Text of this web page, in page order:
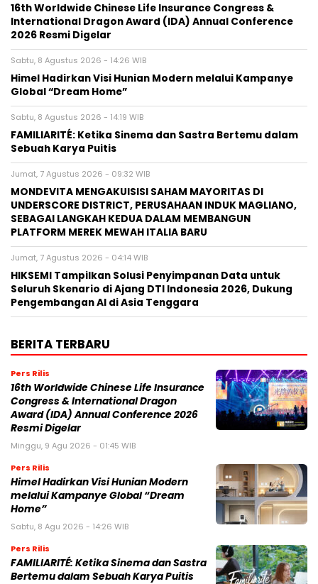
16th Worldwide Chinese Life Insurance Congress &
International Dragon Award (IDA) Annual Conference
2026 Resmi Digelar
Sabtu, 8 Agustus 2026 - 14:26 WIB
Himel Hadirkan Visi Hunian Modern melalui Kampanye
Global “Dream Home”
Sabtu, 8 Agustus 2026 - 14:19 WIB
FAMILIARITÉ: Ketika Sinema dan Sastra Bertemu dalam
Sebuah Karya Puitis
Jumat, 7 Agustus 2026 - 09:32 WIB
MONDEVITA MENGAKUISISI SAHAM MAYORITAS DI
UNDERSCORE DISTRICT, PERUSAHAAN INDUK MAGLIANO,
SEBAGAI LANGKAH KEDUA DALAM MEMBANGUN
PLATFORM MEREK MEWAH ITALIA BARU
Jumat, 7 Agustus 2026 - 04:14 WIB
HIKSEMI Tampilkan Solusi Penyimpanan Data untuk
Seluruh Skenario di Ajang DTI Indonesia 2026, Dukung
Pengembangan AI di Asia Tenggara
BERITA TERBARU
Pers Rilis
16th Worldwide Chinese Life Insurance
Congress & International Dragon
Award (IDA) Annual Conference 2026
Resmi Digelar
Minggu, 9 Agu 2026 - 01:45 WIB
Pers Rilis
Himel Hadirkan Visi Hunian Modern
melalui Kampanye Global “Dream
Home”
Sabtu, 8 Agu 2026 - 14:26 WIB
Pers Rilis
FAMILIARITÉ: Ketika Sinema dan Sastra
Bertemu dalam Sebuah Karya Puitis